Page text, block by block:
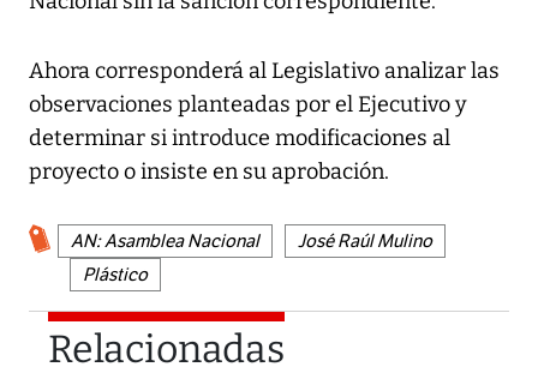
Ahora corresponderá al Legislativo analizar las
observaciones planteadas por el Ejecutivo y
determinar si introduce modificaciones al
proyecto o insiste en su aprobación.
AN: Asamblea Nacional
José Raúl Mulino
Plástico
Relacionadas